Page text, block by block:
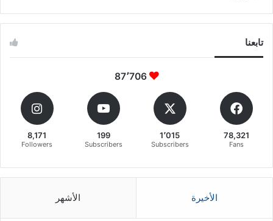
تابعنا
87٬706
78,321
Fans
1٬015
Subscribers
199
Subscribers
8,171
Followers
الأخيرة الأشهر